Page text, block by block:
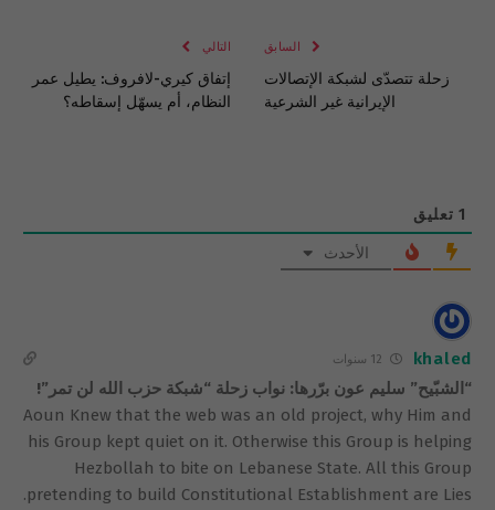
السابق
زحلة تتصدّى لشبكة الإتصالات
الإيرانية غير الشرعية
التالي
إتفاق كيري-لافروف: يطيل عمر
النظام، أم يسهّل إسقاطه؟
1 تعليق
الأحدث
khaled
“الشبّيح” سليم عون برّرها: نواب زحلة “شبكة حزب الله لن تمر”!
Aoun Knew that the web was an old project, why Him and
his Group kept quiet on it. Otherwise this Group is helping
Hezbollah to bite on Lebanese State. All this Group
pretending to build Constitutional Establishment are Lies.